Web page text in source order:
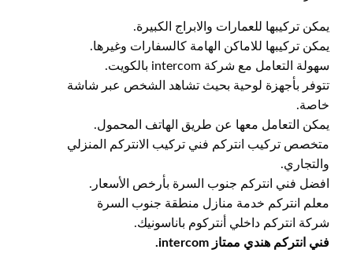
يمكن تركيبها للعمارات والابراج الكبيرة.
يمكن تركيبها للاماكن الهامة كالسفارات وغيرها.
سهولة التعامل مع شركة intercom بالكويت.
تتوفر بأجهزة لوحية بحيث تشاهد الشخص عبر شاشة
خاصة.
يمكن التعامل معها عن طريق الهاتف المحمول.
متخصص تركيب انتركم فني تركيب الانتركم المنزلي
والتجاري.
افضل فني انتركم جنوب السرة بأرخص الأسعار.
معلم انتركم خدمة منازل منطقة جنوب السرة
شركة انتركم داخلي أنتركوم باناسونيك.
فني انتركم هندي ممتاز intercom.